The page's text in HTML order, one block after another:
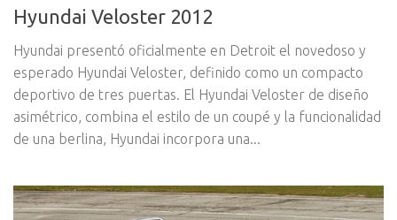
Hyundai Veloster 2012
Hyundai presentó oficialmente en Detroit el novedoso y
esperado Hyundai Veloster, definido como un compacto
deportivo de tres puertas. El Hyundai Veloster de diseño
asimétrico, combina el estilo de un coupé y la funcionalidad
de una berlina, Hyundai incorpora una...